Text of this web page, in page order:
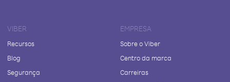
VIBER
Recursos
Blog
Segurança
EMPRESA
Sobre o Viber
Centro da marca
Carreiras